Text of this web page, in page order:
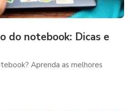
do notebook: Dicas e
Aprenda as melhores